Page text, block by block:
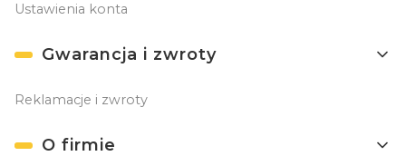
Ustawienia konta
Gwarancja i zwroty
Reklamacje i zwroty
O firmie